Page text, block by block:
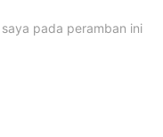
pada peramban ini